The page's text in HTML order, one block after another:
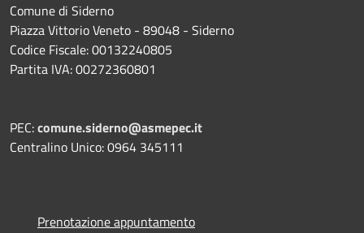
Comune di Siderno
Piazza Vittorio Veneto - 89048 - Siderno
Codice Fiscale: 00132240805
Partita IVA: 00272360801
PEC:comune.siderno@asmepec.it
Centralino Unico: 0964 345111
Prenotazione appuntamento